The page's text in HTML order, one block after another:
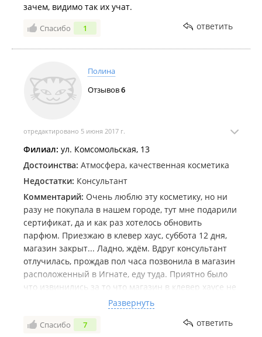
зачем, видимо так их учат.
Спасибо 1 ответить
Полина
Отзывов6
отредактировано 5 июня 2017 г.
Филиал: ул. Комсомольская, 13
Достоинства: Атмосфера, качественная косметика
Недостатки: Консультант
Комментарий: Очень люблю эту косметику, но ни
разу не покупала в нашем городе, тут мне подарили
сертификат, да и как раз хотелось обновить
парфюм. Приезжаю в клевер хаус, суббота 12 дня,
магазин закрыт... Ладно, ждём. Вдруг консультант
отлучилась, прождав пол часа позвонила в магазин
расположенный в Игнате, еду туда. Приятно было
что извинились за то что магазин в клевер хаусе не
работал по причине форс мажора. Консультант во
втором магазине мне показалась немного
высокомерной. Это чувствовалось в её тоне голоса
Развернуть
Спасибо 7 ответить